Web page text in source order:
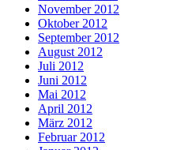
November 2012
Oktober 2012
September 2012
August 2012
Juli 2012
Juni 2012
Mai 2012
April 2012
März 2012
Februar 2012